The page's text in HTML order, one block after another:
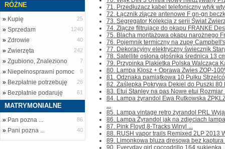
RÓŻNE
» Kupię 25
» Sprzedam 1240
» Zdrowie 40
» Zwierzęta 242
» Zgubiono, Znaleziono 7
» Niepełnosprawni pomoc 9
» Bezpłatnie potrzebuję 26
» Bezpłatnie podaruję 61
MATRYMONIALNE
» Pan pozna ... 86
» Pani pozna ... 40
71. Przedłużacz kabel telefoniczny wtyk
72. Łącznik złącze antenowe F gn-gn
73. Segregator Kolekcja z serii Świat
74. Złącze filtrujące do okapu FRANKE
75. Blacha montażowa okapu narożnego
76. Pojemnik termiczny na zupę
77. Dekoracyjny elektryczny świecznik
78. Satellite osłona głośnika średnica 13
79. Przypinka Plakietka Polska Walcząca
80. Lampa Klosz + Oprawa Zwies ZOP-
81. Odznaka pamiątkowa 10 Pułku
82. Zaślepka Pokrywa Dekiel do Puszki 80
83. Etui Stanley na pas Nowe etui Rozmiar
84. Lampa żyrandol Ewa Rutkowska
...
85. Lampa vintage retro żyrandol PRL
86. Lampa Żyrandol jak na zdjęciach
87. Pink Floyd 8-Tracks Winyl ...
88. RUSH vapor trails Remixed 2LP 2013
89. Limonkowa bluza dresowa bez
90. Everyday girl coccodrillo 164 sukienka